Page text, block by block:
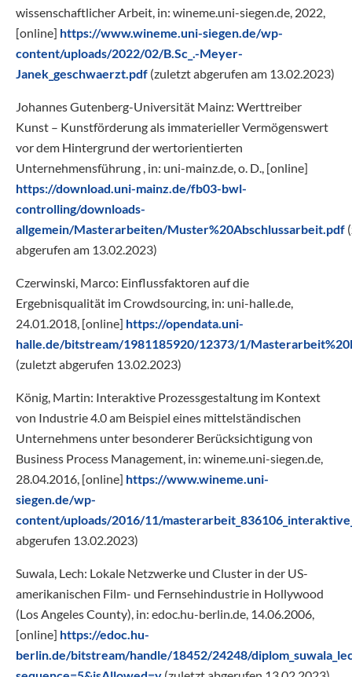
wissenschaftlicher Arbeit, in: wineme.uni-siegen.de, 2022,
[online] https://www.wineme.uni-siegen.de/wp-
content/uploads/2022/02/B.Sc_.-Meyer-
Janek_geschwaerzt.pdf (zuletzt abgerufen am 13.02.2023)
Johannes Gutenberg-Universität Mainz: Werttreiber
Kunst – Kunstförderung als immaterieller Vermögenswert
vor dem Hintergrund der wertorientierten
Unternehmensführung , in: uni-mainz.de, o. D., [online]
https://download.uni-mainz.de/fb03-bwl-
controlling/downloads-
allgemein/Masterarbeiten/Muster%20Abschlussarbeit.pdf
abgerufen am 13.02.2023)
Czerwinski, Marco: Einflussfaktoren auf die
Ergebnisqualität im Crowdsourcing, in: uni-halle.de,
24.01.2018, [online] https://opendata.uni-
halle.de/bitstream/1981185920/12373/1/
(zuletzt abgerufen 13.02.2023)
König, Martin: Interaktive Prozessgestaltung im Kontext
von Industrie 4.0 am Beispiel eines mittelständischen
Unternehmens unter besonderer Berücksichtigung von
Business Process Management, in: wineme.uni-siegen.de,
28.04.2016, [online] https://www.wineme.uni-
siegen.de/wp-
content/uploads/2016/11/
abgerufen 13.02.2023)
Suwala, Lech: Lokale Netzwerke und Cluster in der US-
amerikanischen Film- und Fernsehindustrie in Hollywood
(Los Angeles County), in: edoc.hu-berlin.de, 14.06.2006,
[online] https://edoc.hu-
berlin.de/bitstream/handle/18452/24248/